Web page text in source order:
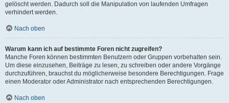
gelöscht werden. Dadurch soll die Manipulation von laufenden Umfragen
verhindert werden.
Nach oben
Warum kann ich auf bestimmte Foren nicht zugreifen?
Manche Foren können bestimmten Benutzern oder Gruppen vorbehalten sein.
Um diese einzusehen, Beiträge zu lesen, zu schreiben oder andere Vorgänge
durchzuführen, brauchst du möglicherweise besondere Berechtigungen. Frage
einen Moderator oder Administrator nach entsprechenden Berechtigungen.
Nach oben